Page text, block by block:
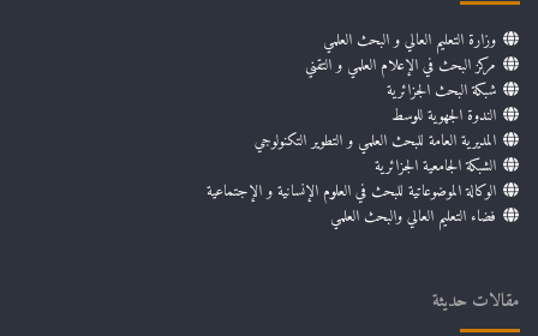
وزارة التعليم العالي و البحث العلمي
مركز البحث في الإعلام العلمي و التقني
شبكة البحث الجزائرية
الندوة الجهوية للوسط
المديرية العامة للبحث العلمي و التطوير التكنولوجي
الشبكة الجامعية الجزائرية
الوكالة الموضوعاتية للبحث في العلوم الإنسانية و الإجتماعية
فضاء التعليم العالي والبحث العلمي
مقالات حديثة